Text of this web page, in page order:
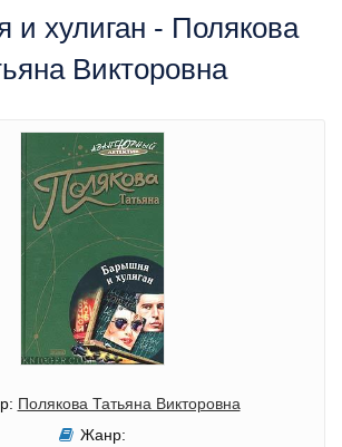
и хулиган - Полякова
Викторовна
Полякова Татьяна Викторовна
Жанр: